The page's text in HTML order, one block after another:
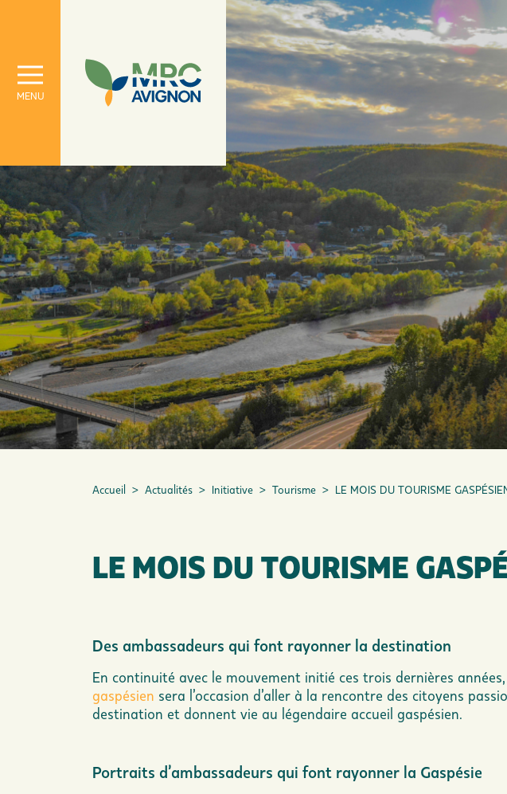
À propos Le conseil de la MRC
Accueil > Actualités > Initiative > Tourisme > LE MOIS DU TOURISME
LE MOIS DU TOURISME
Des ambassadeurs qui font rayonner la destination
En continuité avec le mouvement initié ces trois dernières
gaspésien sera l’occasion d’aller à la rencontre des citoyens
destination et donnent vie au légendaire accueil gaspésien.
Portraits d’ambassadeurs qui font rayonner la Gaspésie